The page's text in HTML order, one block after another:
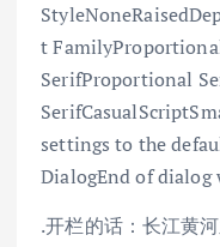
t
SerifProportional
settings to the
DialogEnd of dialog
.开栏的话：长江黄